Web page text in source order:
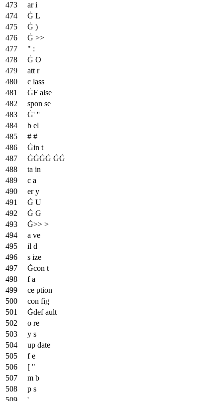
ar i
Ġ L
Ġ )
Ġ >>
" :
Ġ O
att r
c lass
ĠF alse
spon se
Ġ' ''
b el
# #
Ġin t
ĠĠĠĠ ĠĠ
ta in
c a
er y
Ġ U
Ġ G
Ġ>> >
a ve
il d
s ize
Ġcon t
f a
ce ption
con fig
Ġdef ault
o re
y s
up date
f e
[ "
m b
p s